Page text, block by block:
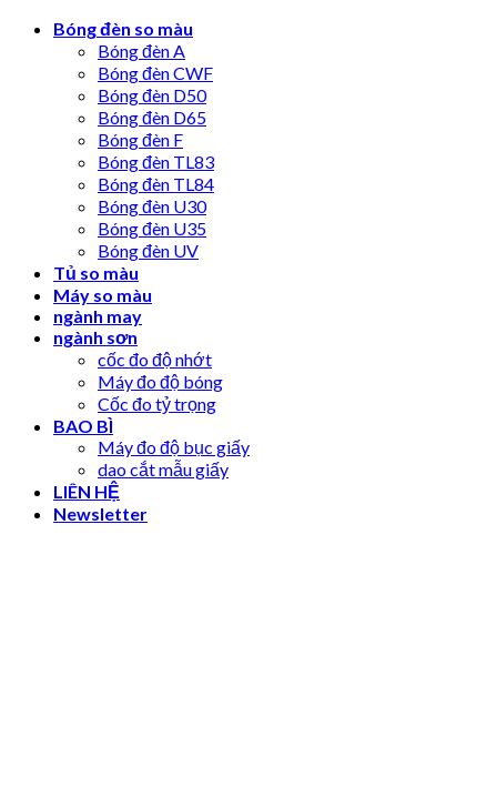
Skip
Bóng đèn so màu
Bóng đèn A
Bóng đèn CWF
Bóng đèn D50
Bóng đèn D65
Bóng đèn F
Bóng đèn TL83
Bóng đèn TL84
Bóng đèn U30
Bóng đèn U35
Bóng đèn UV
Tủ so màu
Máy so màu
ngành may
ngành sơn
cốc đo độ nhớt
Máy đo độ bóng
Cốc đo tỷ trọng
BAO BÌ
Máy đo độ bục giấy
dao cắt mẫu giấy
LIÊN HỆ
Newsletter